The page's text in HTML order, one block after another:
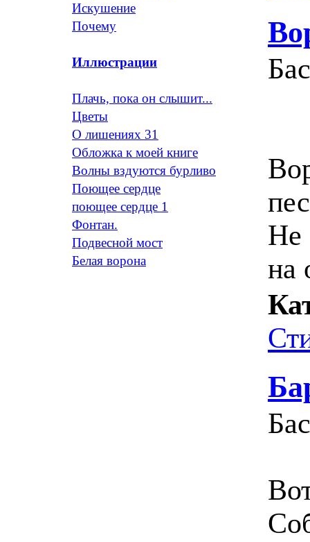
Искушение
Почему
Иллюстрации
Плачь, пока он слышит...
Цветы
О лишениях 31
Обложка к моей книге
Волны вздуются бурливо
Поющее сердце
поющее сердце 1
Фонтан.
Подвесной мост
Белая ворона
Не
на